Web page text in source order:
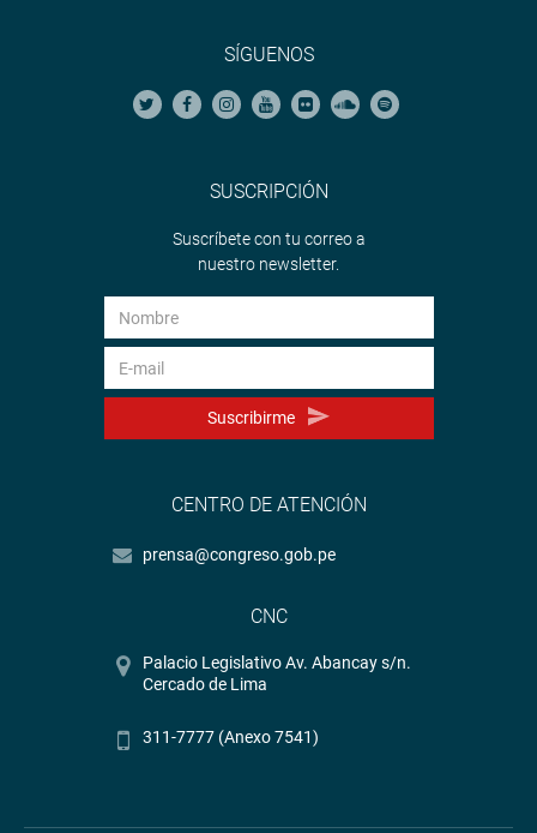
SÍGUENOS
SUSCRIPCIÓN
Suscríbete con tu correo a
nuestro newsletter.
Suscribirme
CENTRO DE ATENCIÓN
prensa@congreso.gob.pe
CNC
Palacio Legislativo Av. Abancay s/n.
Cercado de Lima
311-7777 (Anexo 7541)